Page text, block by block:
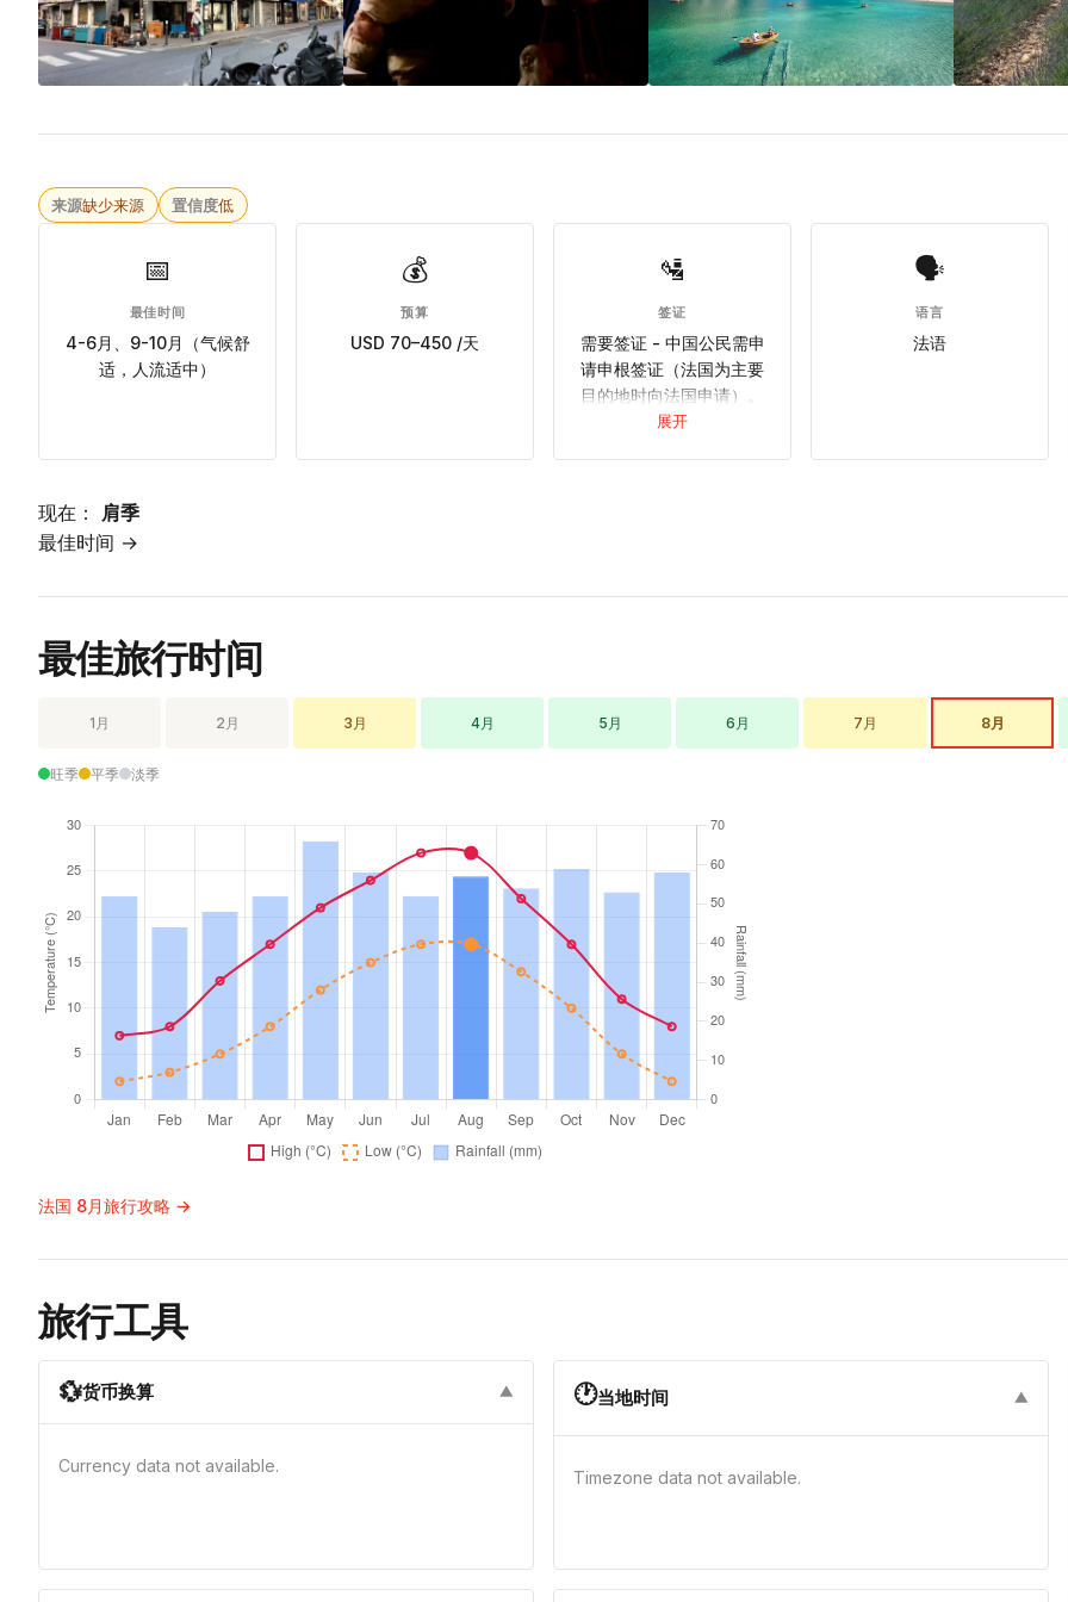
来源缺少来源 置信度低
📅
最佳时间
4-6月、9-10月（气候舒
适，人流适中）
💰
预算
USD 70–450 /天
🛂
签证
需要签证 - 中国公民需申
请申根签证（法国为主要
目的地时向法国申请）。
所需材料：护照（6个月有
到签证中心递交，可网上
展开
🗣
语言
法语
现在： 肩季
最佳时间 →
最佳旅行时间
1月 2月 3月 4月 5月 6月 7月 8月
旺季 平季 淡季
法国 8月旅行攻略 →
旅行工具
💱货币换算 ▼
Currency data not available.
🕐当地时间 ▼
Timezone data not available.